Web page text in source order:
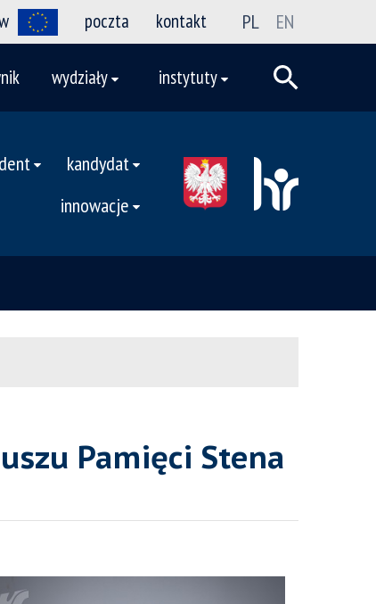
poczta kontakt PL EN
wydziały instytuty
kandydat
innowacje
Pamięci Stena